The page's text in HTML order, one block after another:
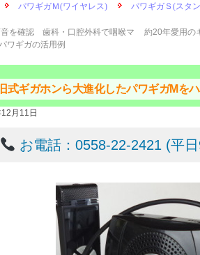
を確認 歯科・口腔外科で咽喉マ
ワギガの活用例
約20年愛用
旧式ギガホンら大進化したパワギガMを
月11日
お電話：0558-22-2421 (平